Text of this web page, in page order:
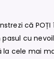
că POȚI
cu
la cele mai